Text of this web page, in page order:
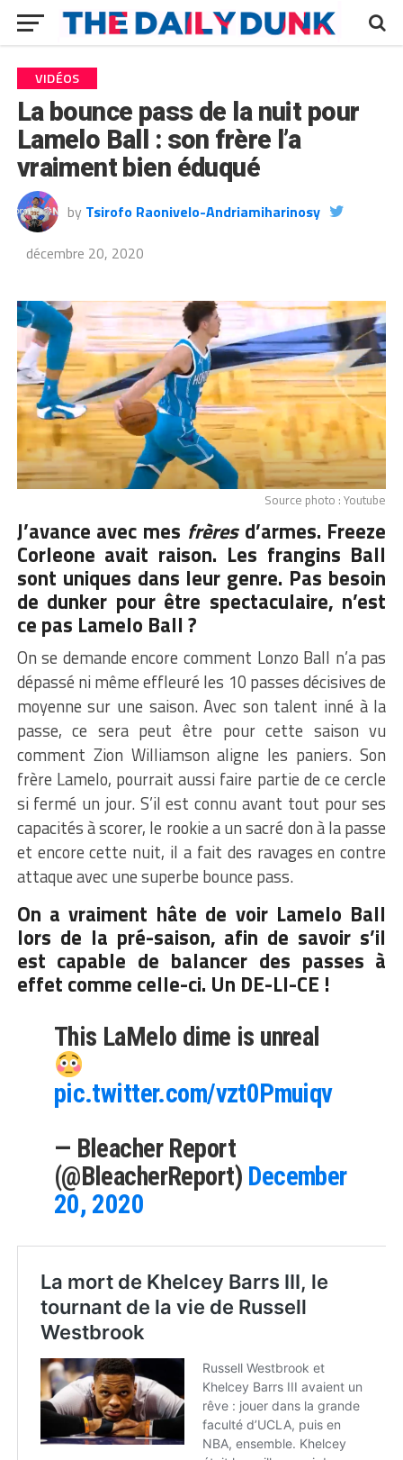
VIDÉOS
La bounce pass de la nuit pour
Lamelo Ball : son frère l’a
vraiment bien éduqué
by Tsirofo Raonivelo-Andriamiharinosy
décembre 20, 2020
Source photo : Youtube
J’avance avec mes frèresd’armes. Freeze
Corleone avait raison. Les frangins Ball
sont uniques dans leur genre. Pas besoin
de dunker pour être spectaculaire, n’est
ce pas Lamelo Ball ?
On se demande encore comment Lonzo Ball n’a pas
dépassé ni même effleuré les 10 passes décisives de
moyenne sur une saison. Avec son talent inné à la
passe, ce sera peut être pour cette saison vu
comment Zion Williamson aligne les paniers. Son
frère Lamelo, pourrait aussi faire partie de ce cercle
si fermé un jour. S’il est connu avant tout pour ses
capacités à scorer, le rookie a un sacré don à la passe
et encore cette nuit, il a fait des ravages en contre
attaque avec une superbe bounce pass.
On a vraiment hâte de voir Lamelo Ball
lors de la pré-saison, afin de savoir s’il
est capable de balancer des passes à
effet comme celle-ci. Un DE-LI-CE !
This LaMelo dime is unreal
pic.twitter.com/vzt0Pmuiqv
— Bleacher Report
(@BleacherReport) December
20, 2020